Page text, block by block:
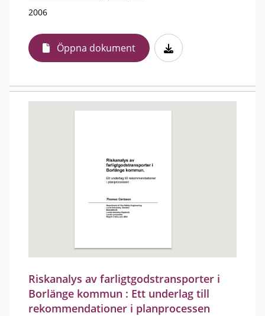
2006
Öppna dokument
Riskanalys av farligtgodstransporter i
Borlänge kommun : Ett underlag till
rekommendationer i planprocessen